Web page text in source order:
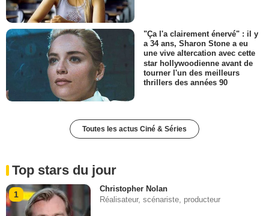
"Ça l'a clairement énervé" : il y
a 34 ans, Sharon Stone a eu
une vive altercation avec cette
star hollywoodienne avant de
tourner l'un des meilleurs
thrillers des années 90
Toutes les actus Ciné & Séries
Top stars du jour
1
Christopher Nolan
Réalisateur, scénariste, producteur